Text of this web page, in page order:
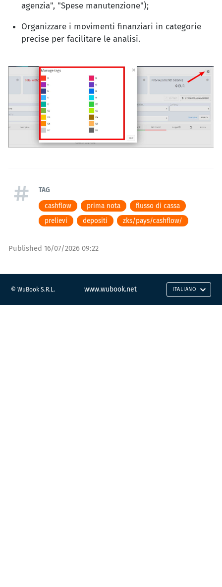
agenzia", "Spese manutenzione");
Organizzare i movimenti finanziari in categorie
precise per facilitare le analisi.
TAG
cashflow
prima nota
flusso di cassa
prelievi
depositi zks/pays/cashflow/
Published 16/07/2026 09:22
© WuBook S.R.L. www.wubook.net ITALIANO